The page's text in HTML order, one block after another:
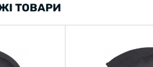
ТОВАРИ